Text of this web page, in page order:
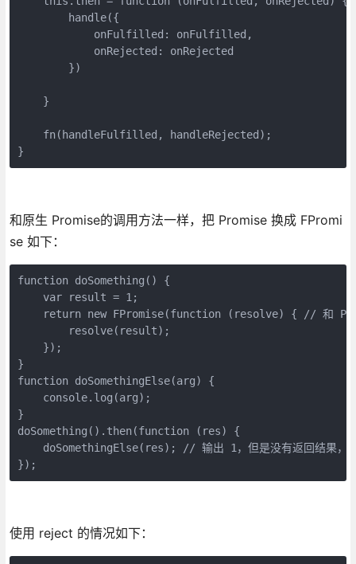
        handle({
            onFulfilled: onFulfilled,
            onRejected: onRejected
        })
    }
    fn(handleFulfilled, handleRejected);
}
和原生 Promise的调用方法一样，把 Promise 换成 FPromi
se 如下：
function doSomething() {
    var result = 1;
return new FPromise(function (resolve) { // 和
        resolve(result);
    });
}
function doSomethingElse(arg) {
    console.log(arg);
}
doSomething().then(function (res) {
doSomethingElse(res); // 输出 1，但是没有返回结果，
});
使用 reject 的情况如下：